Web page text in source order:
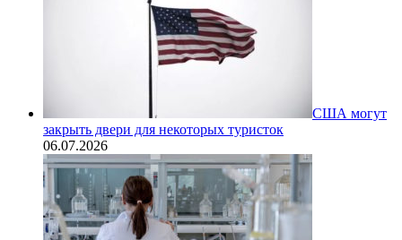
США могут
закрыть двери для некоторых туристок
06.07.2026